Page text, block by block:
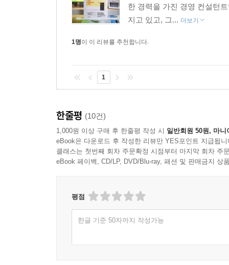
한 경력을 가진 경영 컨설턴
지고 있고, 그... 더보기
1명이 이 리뷰를 추천합니다.
1
한줄평 (10건)
1,000원 이상 구매 후 한줄평 작성 시 일반회원 50원, 마니
eBook은 다운로드 후 작성한 리뷰만 YES포인트 지급됩니
클래스는 첫번째 회차 주문확정 시점부터 마지막 회차 주
eBook 페이백, CD/LP, DVD/Blu-ray, 패션 및 판매금지 상
평점
한글 기준 50자까지 작성가능